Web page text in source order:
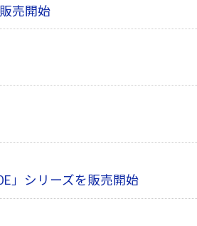
売開始
」シリーズを販売開始